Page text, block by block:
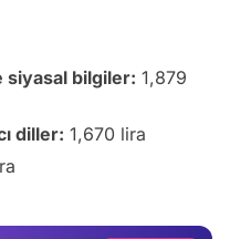
siyasal bilgiler: 1,879
diller: 1,670 lira